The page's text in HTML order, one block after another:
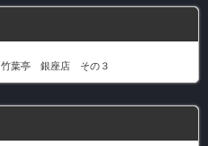
竹葉亭 銀座店 その３